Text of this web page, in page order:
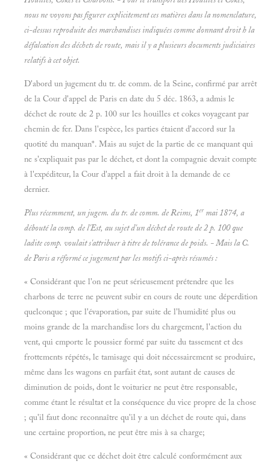
nous ne voyons pas figurer explicitement ces matières dans la nomenclature,
ci-dessus reproduite des marchandises indiquées comme donnant droit h la
défalcation des déchets de route, mais il y a plusieurs documents judiciaires
relatifs à cet objet.
D'abord un jugement du tr. de comm. de la Seine, confirmé par arrêt
de la Cour d'appel de Paris en date du 5 déc. 1863, a admis le
déchet de route de 2 p. 100 sur les houilles et cokes voyageant par
chemin de fer. Dans l'espèce, les parties étaient d'accord sur la
quotité du manquan*. Mais au sujet de la partie de ce manquant qui
ne s'expliquait pas par le déchet, et dont la compagnie devait compte
à l'expéditeur, la Cour d'appel a fait droit à la demande de ce
dernier.
Plus récemment, un jugem. du tr. de comm. de Reims, 1er mai 1874, a
débouté la comp. de l'Est, au sujet d'un déchet de route de 2 p. 100 que
ladite comp. voulait s'attribuer à titre de tolérance de poids. - Mais la C.
de Paris a réformé ce jugement par les motifs ci-après résumés :
« Considérant que l'on ne peut sérieusement prétendre que les
charbons de terre ne peuvent subir en cours de route une déperdition
quelconque ; que l'évaporation, par suite de l'humidité plus ou
moins grande de la marchandise lors du chargement, l'action du
vent, qui emporte le poussier formé par suite du tassement et des
frottements répétés, le tamisage qui doit nécessairement se produire,
même dans les wagons en parfait état, sont autant de causes de
diminution de poids, dont le voiturier ne peut être responsable,
comme étant le résultat et la conséquence du vice propre de la chose
; qu'il faut donc reconnaître qu'il y a un déchet de route qui, dans
une certaine proportion, ne peut être mis à sa charge;
« Considérant que ce déchet doit être calculé conformément aux